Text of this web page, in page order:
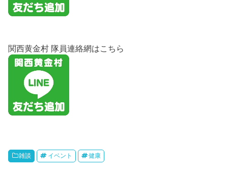
関西黄金村 隊員連絡網はこちら
雑談 イベント 健康